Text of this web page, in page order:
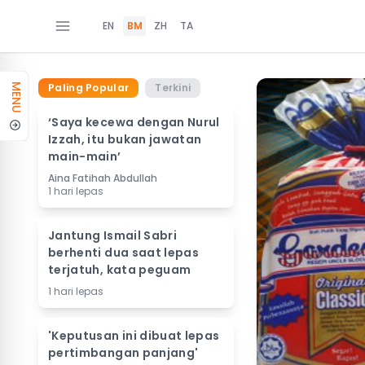
EN BM ZH TA
MENU Paling Popular Terkini
‘Saya kecewa dengan Nurul
Izzah, itu bukan jawatan
main-main’
Aina Fatihah Abdullah
1 hari lepas
Jantung Ismail Sabri
berhenti dua saat lepas
terjatuh, kata peguam
1 hari lepas
'Keputusan ini dibuat lepas
pertimbangan panjang'